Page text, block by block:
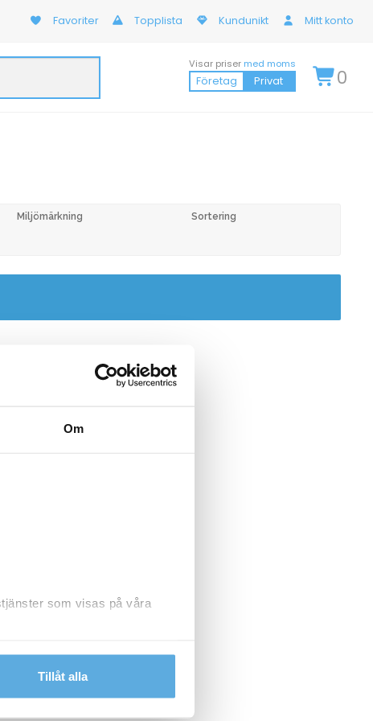
Om
som visas på våra
Tillåt alla
Favoriter Topplista Kundunikt Mitt konto
Visar priser med moms
Företag Privat 0
Miljömärkning Sortering